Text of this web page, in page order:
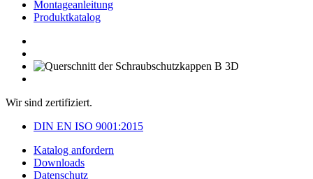
Montageanleitung
Produktkatalog
Wir sind zertifiziert.
DIN EN ISO 9001:2015
Katalog anfordern
Downloads
Datenschutz